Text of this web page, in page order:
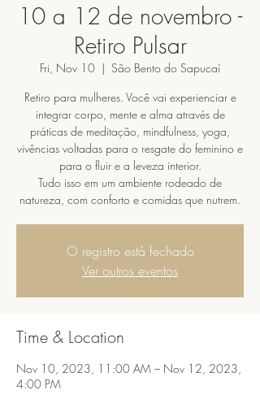
10 a 12 de novembro -
Retiro Pulsar
Fri, Nov 10
  |
São Bento do Sapucaí
Retiro para mulheres. Você vai experienciar e
integrar corpo, mente e alma através de
práticas de meditação, mindfulness, yoga,
vivências voltadas para o resgate do feminino e
para o fluir e a leveza interior.
Tudo isso em um ambiente rodeado de
natureza, com conforto e comidas que nutrem.
O registro está fechado
Ver outros eventos
Time & Location
Nov 10, 2023, 11:00 AM – Nov 12, 2023,
4:00 PM